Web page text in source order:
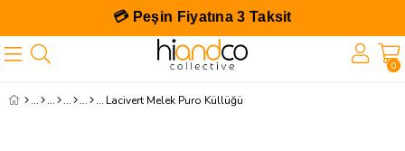
💳 Peşin Fiyatına 3 Taksit
0
Lacivert Melek Puro Küllüğü